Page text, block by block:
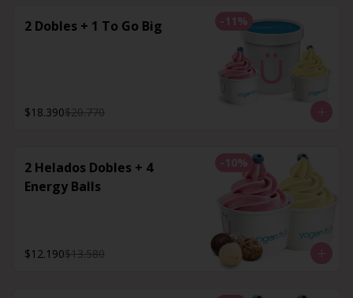
-11 %
2 Dobles + 1 To Go Big
$18.390$20.770
-10%
2 Helados Dobles + 4
Energy Balls
$12.190$13.580